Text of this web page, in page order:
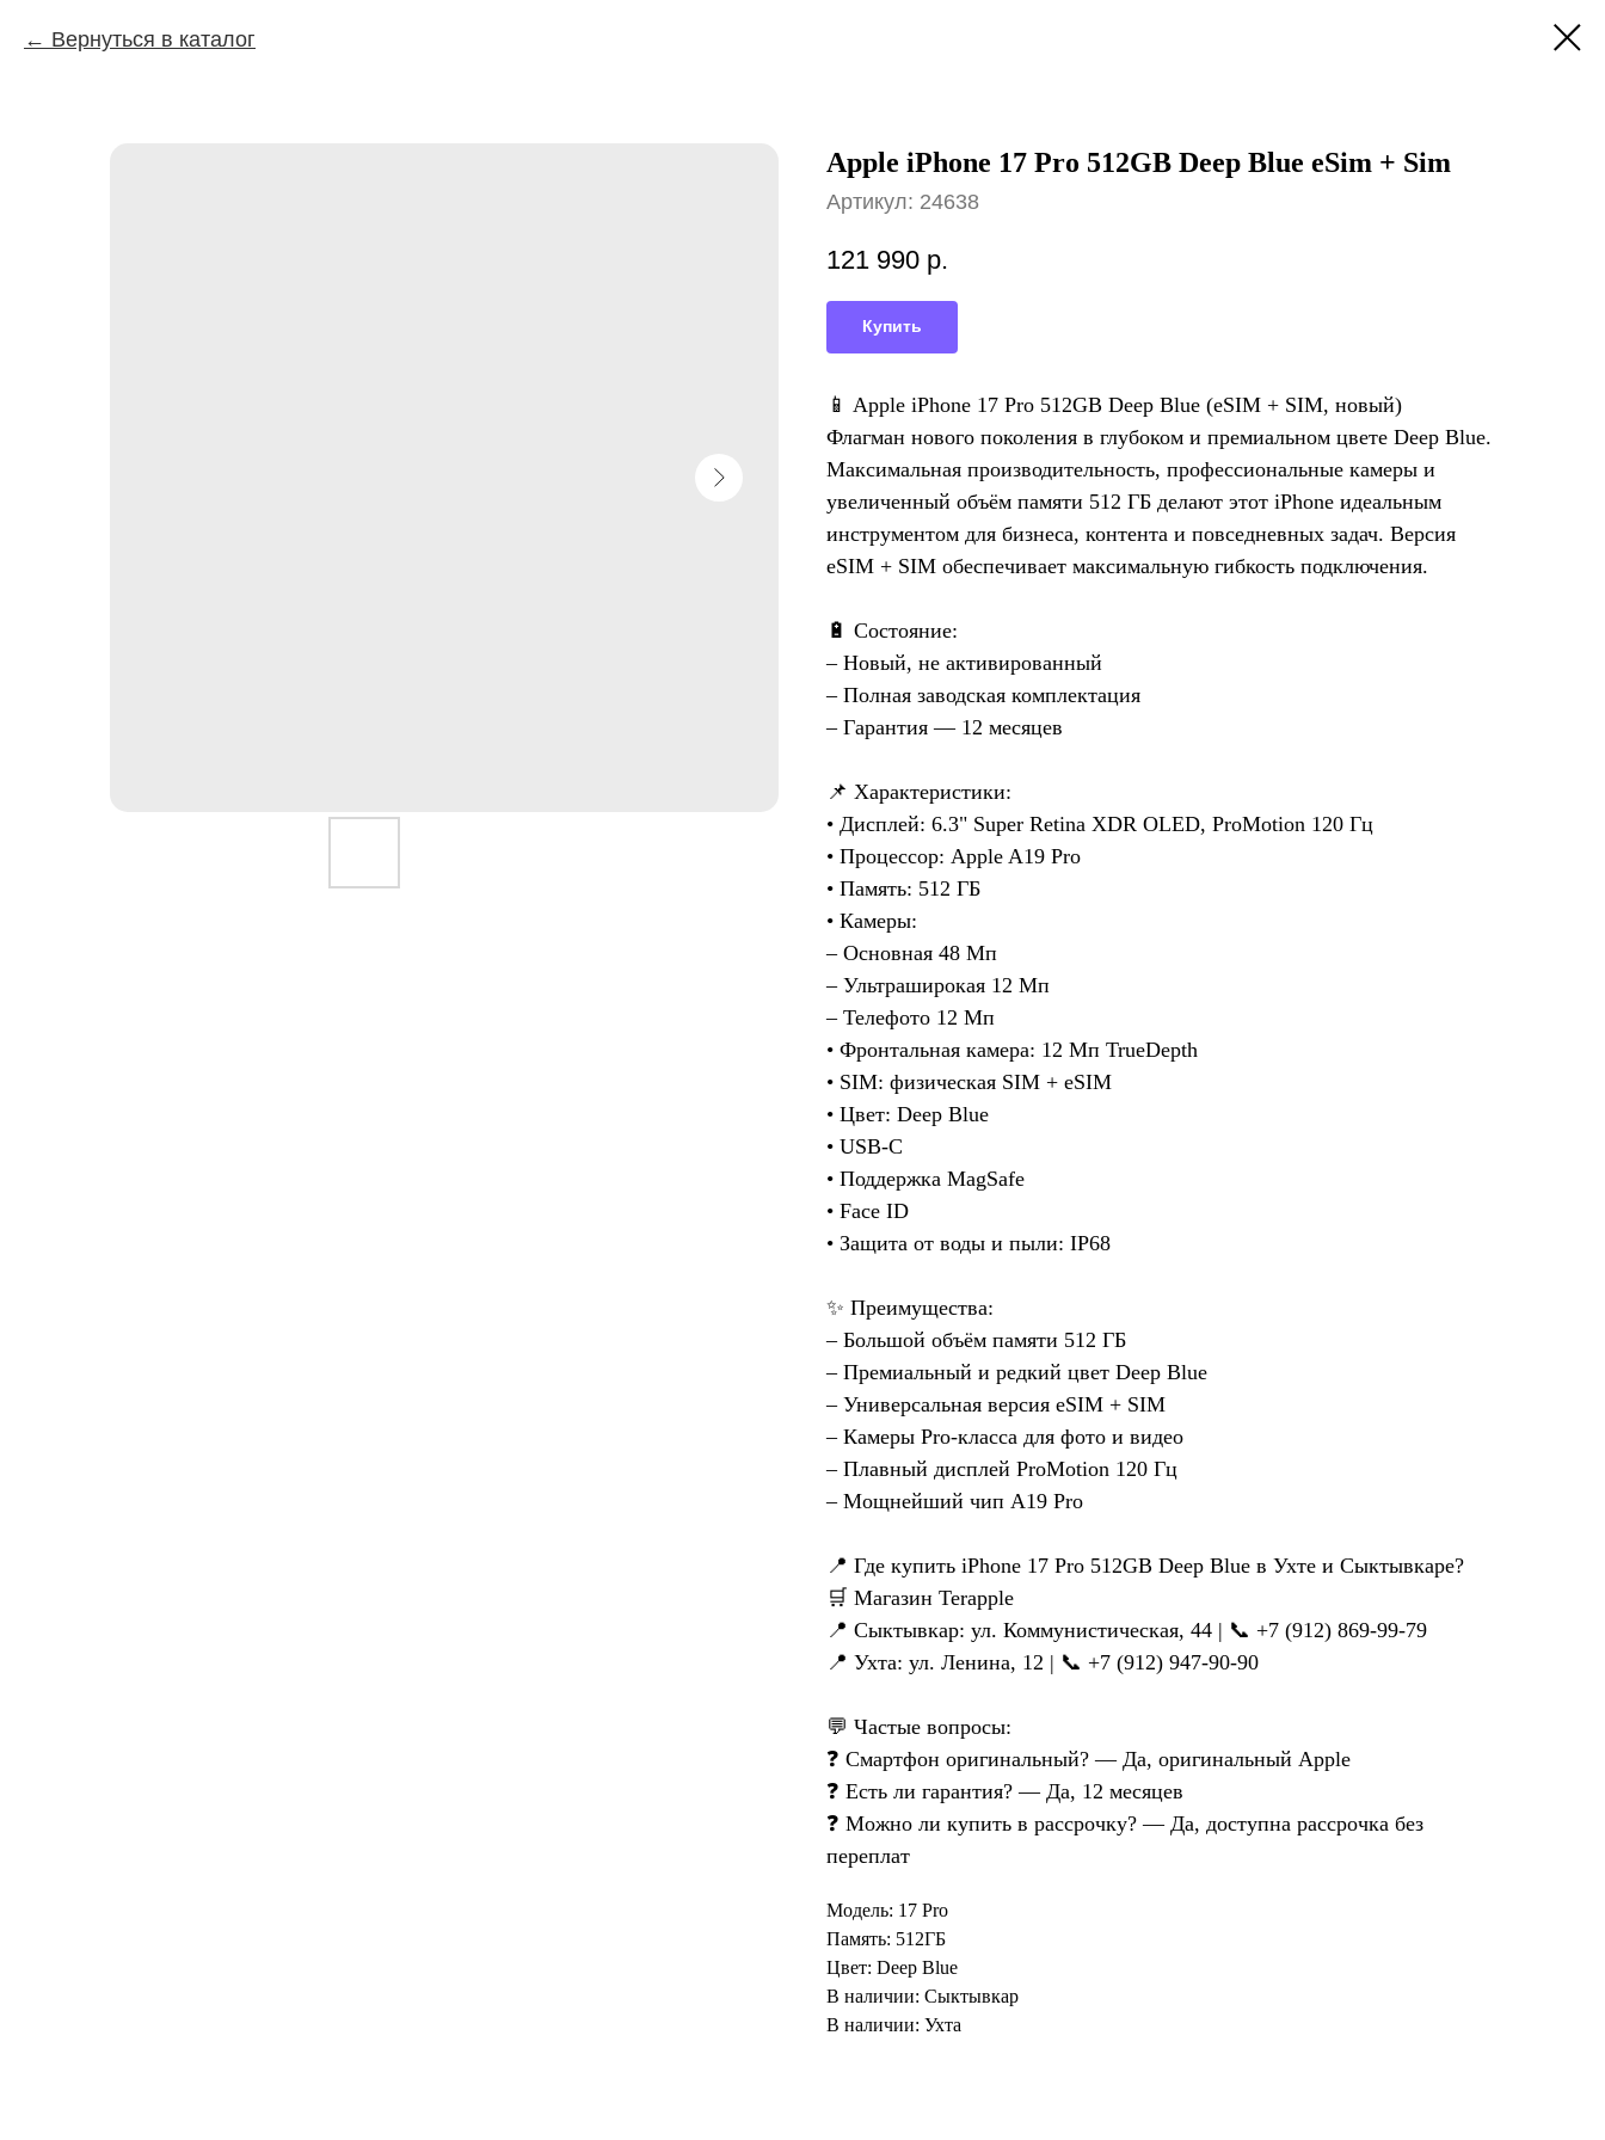
Вернуться в каталог
Apple iPhone 17 Pro 512GB Deep Blue eSim + Sim
Артикул: 24638
121 990 р.
Купить
📱 Apple iPhone 17 Pro 512GB Deep Blue (eSIM + SIM, новый)
Флагман нового поколения в глубоком и премиальном цвете Deep Blue.
Максимальная производительность, профессиональные камеры и
увеличенный объём памяти 512 ГБ делают этот iPhone идеальным
инструментом для бизнеса, контента и повседневных задач. Версия
eSIM + SIM обеспечивает максимальную гибкость подключения.
🔋 Состояние:
– Новый, не активированный
– Полная заводская комплектация
– Гарантия — 12 месяцев
📌 Характеристики:
• Дисплей: 6.3" Super Retina XDR OLED, ProMotion 120 Гц
• Процессор: Apple A19 Pro
• Память: 512 ГБ
• Камеры:
– Основная 48 Мп
– Ультраширокая 12 Мп
– Телефото 12 Мп
• Фронтальная камера: 12 Мп TrueDepth
• SIM: физическая SIM + eSIM
• Цвет: Deep Blue
• USB-C
• Поддержка MagSafe
• Face ID
• Защита от воды и пыли: IP68
✨ Преимущества:
– Большой объём памяти 512 ГБ
– Премиальный и редкий цвет Deep Blue
– Универсальная версия eSIM + SIM
– Камеры Pro-класса для фото и видео
– Плавный дисплей ProMotion 120 Гц
– Мощнейший чип A19 Pro
📍 Где купить iPhone 17 Pro 512GB Deep Blue в Ухте и Сыктывкаре?
🛒 Магазин Terapple
📍 Сыктывкар: ул. Коммунистическая, 44 | 📞 +7 (912) 869-99-79
📍 Ухта: ул. Ленина, 12 | 📞 +7 (912) 947-90-90
💬 Частые вопросы:
❓ Смартфон оригинальный? — Да, оригинальный Apple
❓ Есть ли гарантия? — Да, 12 месяцев
❓ Можно ли купить в рассрочку? — Да, доступна рассрочка без
переплат
Модель: 17 Pro
Память: 512ГБ
Цвет: Deep Blue
В наличии: Сыктывкар
В наличии: Ухта